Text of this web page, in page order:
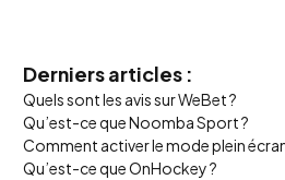
Derniers articles :
Quels sont les avis sur WeBet ?
Qu’est-ce que Noomba Sport ?
Comment activer le mode plein
Qu’est-ce que OnHockey ?